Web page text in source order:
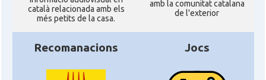
català relacionada amb els
més petits de la casa.
amb la comunitat catalana
de l'exterior
Recomanacions Jocs